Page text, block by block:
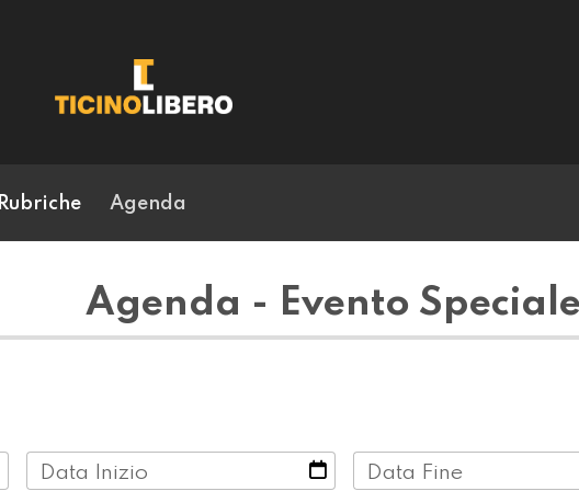
Rubriche Agenda
Agenda - Evento
Data Inizio Data Fine